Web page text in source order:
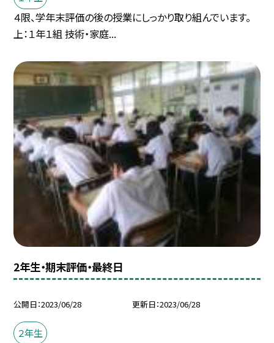
４限、学年末評価の後の授業にしっかり取り組んでいます。
上：１年１組 技術・家庭...
2年生・期末評価・最終日
公開日 2023/06/28 更新日 2023/06/28
２年生